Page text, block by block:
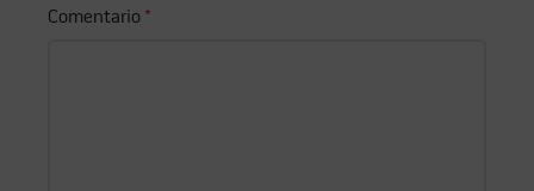
Comentario *